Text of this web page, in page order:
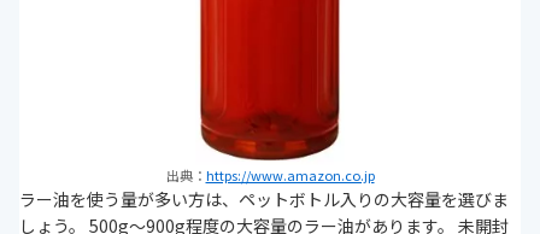
出典： https://www.amazon.co.jp
ラー油を使う量が多い方は、ペットボトル入りの大容量を選びま
しょう。 500g～900g程度の大容量のラー油があります。 未開封